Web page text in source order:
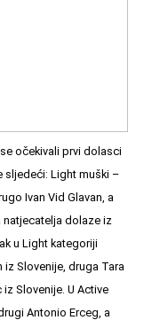
očekivali prvi dolasci
sljedeći: Light muški –
Ivan Vid Glavan, a
natjecatelja dolaze iz
u Light kategoriji
iz Slovenije, druga Tara
Slovenije. U Active
Antonio Erceg, a